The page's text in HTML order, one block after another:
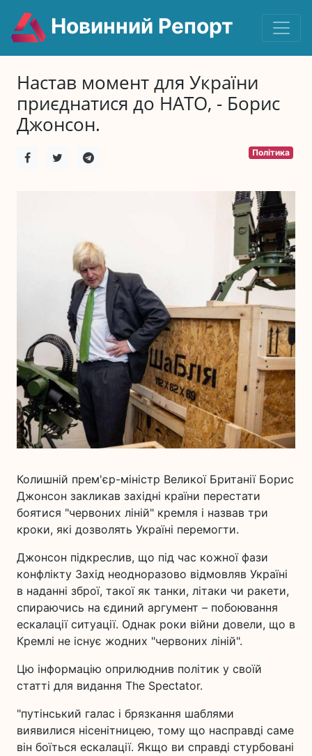
Новинний Репорт
Настав момент для України
приєднатися до НАТО, - Борис
Джонсон.
Політика
Колишній прем'єр-міністр Великої Британії Борис
Джонсон закликав західні країни перестати
боятися "червоних ліній" кремля і назвав три
кроки, які дозволять Україні перемогти.
Джонсон підкреслив, що під час кожної фази
конфлікту Захід неодноразово відмовляв Україні
в наданні зброї, такої як танки, літаки чи ракети,
спираючись на єдиний аргумент – побоювання
ескалації ситуації. Однак роки війни довели, що в
Кремлі не існує жодних "червоних ліній".
Цю інформацію оприлюднив політик у своїй
статті для видання The Spectator.
"путінський галас і брязкання шаблями
виявилися нісенітницею, тому що насправді саме
він боїться ескалації. Якщо ви справді стурбовані